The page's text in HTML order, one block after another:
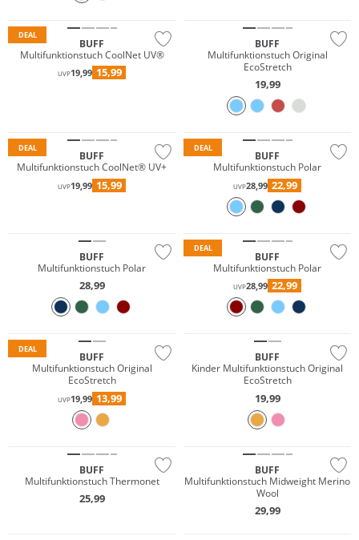
DEAL
BUFF
Multifunktionstuch CoolNet UV®
UVP19,99 15,99
BUFF
Multifunktionstuch Original
EcoStretch
19,99
DEAL
BUFF
Multifunktionstuch CoolNet® UV+
UVP19,99 15,99
DEAL
BUFF
Multifunktionstuch Polar
UVP28,99 22,99
BUFF
Multifunktionstuch Polar
28,99
DEAL
BUFF
Multifunktionstuch Polar
UVP28,99 22,99
DEAL
BUFF
Multifunktionstuch Original
EcoStretch
UVP19,99 13,99
BUFF
Kinder Multifunktionstuch Original
EcoStretch
19,99
BUFF
Multifunktionstuch Thermonet
25,99
BUFF
Multifunktionstuch Midweight Merino
Wool
29,99
NEU